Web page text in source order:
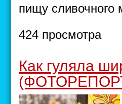
пищу
424 просмотра
Как гуляла